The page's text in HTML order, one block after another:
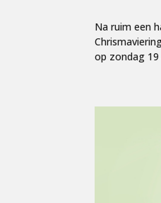
Na ruim een
op zondag 19